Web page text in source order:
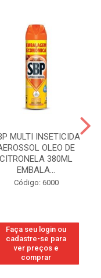
MULTI INSETICIDA
OLEO DE
CITRONELA 380ML
EMBALA...
Código: 6000
Faça seu login ou
cadastre-se para
ver preços e
comprar